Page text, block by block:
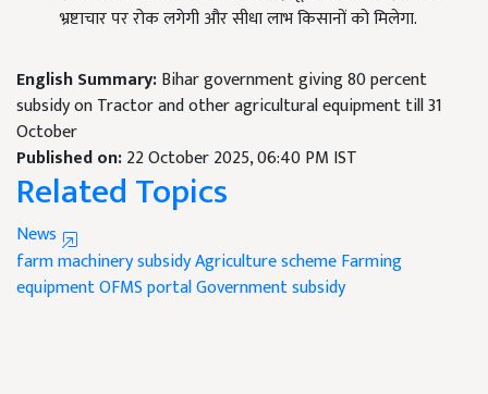
भ्रष्टाचार पर रोक लगेगी और सीधा लाभ किसानों को मिलेगा.
English Summary:Bihar government giving 80 percent
subsidy on Tractor and other agricultural equipment till 31
October
Published on:22 October 2025, 06:40 PM IST
Related Topics
News
farm machinery subsidyAgriculture schemeFarming
equipmentOFMS portalGovernment subsidy